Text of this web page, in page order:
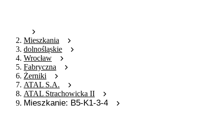
Mieszkania
dolnośląskie
Wrocław
Fabryczna
Żerniki
ATAL S.A.
ATAL Strachowicka II
Mieszkanie: B5-K1-3-4